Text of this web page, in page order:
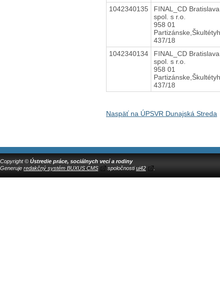
1042340135
FINAL_CD Bratislava
spol. s r.o.
958 01
437/18
1042340134
FINAL_CD Bratislava
spol. s r.o.
958 01
437/18
Naspäť na ÚPSVR Dunajská Streda
Copyright © Ústredie práce, sociálnych vecí a rodiny
Generuje redakčný systém BUXUS CMS spoločnostiui42